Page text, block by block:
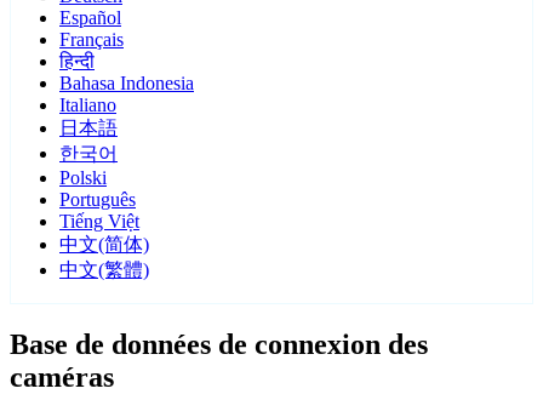
Español
Français
हिन्दी
Bahasa Indonesia
Italiano
日本語
한국어
Polski
Português
Tiếng Việt
中文(简体)
中文(繁體)
Base de données de connexion des
caméras